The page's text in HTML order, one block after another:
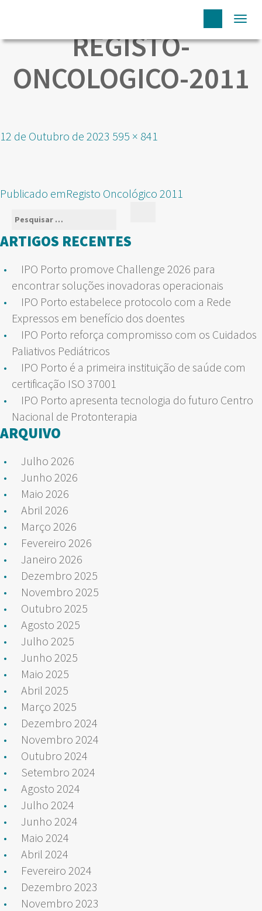
REGISTO-
ONCOLOGICO-2011
Publicado
12 de Outubro de 2023 Tamanho
595 × 841
NAVEGAÇÃO
ARTIGOS
Publicado emRegisto Oncológico 2011
Pesquisar
por:
ARTIGOS RECENTES
IPO Porto promove Challenge 2026 para
encontrar soluções inovadoras operacionais
IPO Porto estabelece protocolo com a Rede
Expressos em benefício dos doentes
IPO Porto reforça compromisso com os Cuidados
Paliativos Pediátricos
IPO Porto é a primeira instituição de saúde com
certificação ISO 37001
IPO Porto apresenta tecnologia do futuro Centro
Nacional de Protonterapia
ARQUIVO
Julho 2026
Junho 2026
Maio 2026
Abril 2026
Março 2026
Fevereiro 2026
Janeiro 2026
Dezembro 2025
Novembro 2025
Outubro 2025
Agosto 2025
Julho 2025
Junho 2025
Maio 2025
Abril 2025
Março 2025
Dezembro 2024
Novembro 2024
Outubro 2024
Setembro 2024
Agosto 2024
Julho 2024
Junho 2024
Maio 2024
Abril 2024
Fevereiro 2024
Dezembro 2023
Novembro 2023